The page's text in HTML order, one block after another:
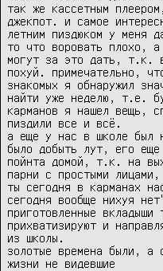
так же кассетным
джекпот. и самое
летним пиздюком у меня
то что воровать плохо,
могут за это дать, т.к.
похуй. примечательно,
знакомых я обнаружил
найти уже неделю, т.е.
карманов я нашел вещь,
пиздили все и всё.
а еще у нас в школе был
было добыть лут, его
пойнта домой, т.к. на
парни с простыми лицами,
ты сегодня в карманах
сегодня вообще нихуя
приготовленные
прихватизируют и
из школы.
золотые времена были, а
жизни не видевшие